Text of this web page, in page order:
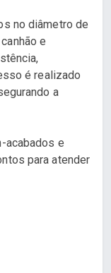
no diâmetro de
e
é realizado
a
acabados e
para atender